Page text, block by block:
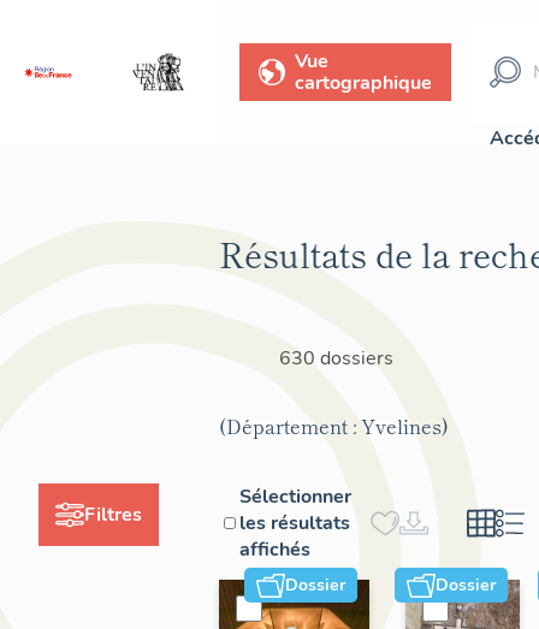
Vue
cartographique
Filtres
Résultats de la
630 dossiers
(Département : Yvelines)
Sélectionner
les résultats
affichés
Dossier Dossier